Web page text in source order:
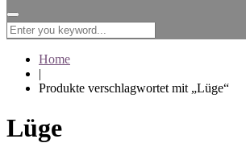
for:
Home
|
Produkte verschlagwortet mit „Lüge“
Lüge